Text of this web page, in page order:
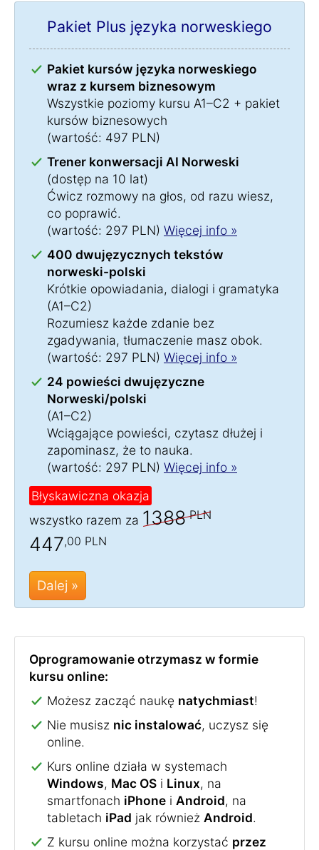
Pakiet Plus języka norweskiego
Pakiet kursów języka norweskiego
wraz z kursem biznesowym
Wszystkie poziomy kursu A1–C2 + pakiet
kursów biznesowych
(wartość: 497 PLN)
Trener konwersacji AI Norweski
(dostęp na 10 lat)
Ćwicz rozmowy na głos, od razu wiesz,
co poprawić.
(wartość: 297 PLN) Więcej info »
400 dwujęzycznych tekstów
norweski-polski
Krótkie opowiadania, dialogi i gramatyka
(A1–C2)
Rozumiesz każde zdanie bez
zgadywania, tłumaczenie masz obok.
(wartość: 297 PLN) Więcej info »
24 powieści dwujęzyczne
Norweski/polski
(A1–C2)
Wciągające powieści, czytasz dłużej i
zapominasz, że to nauka.
(wartość: 297 PLN) Więcej info »
Błyskawiczna okazja
wszystko razem za 1388PLN
447,00 PLN
Dalej »
Oprogramowanie otrzymasz w formie
kursu online:
Możesz zacząć naukę natychmiast!
Nie musisz nic instalować, uczysz się
online.
Kurs online działa w systemach
Windows, Mac OS i Linux, na
smartfonach iPhone i Android, na
tabletach iPad jak również Android.
Z kursu online można korzystać przez